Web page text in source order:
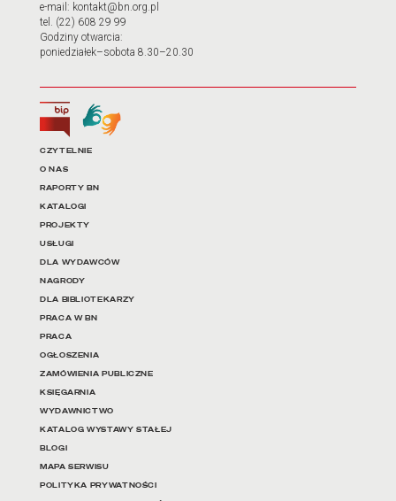
e-mail: kontakt@bn.org.pl
tel. (22) 608 29 99
Godziny otwarcia:
poniedziałek–sobota 8.30–20.30
Biuletyn Informacji Publicznej
Tłumacz języka migowego
Linki do najważniejszych
CZYTELNIE
O NAS
RAPORTY BN
KATALOGI
PROJEKTY
USŁUGI
DLA WYDAWCÓW
NAGRODY
DLA BIBLIOTEKARZY
PRACA W BN
PRACA
OGŁOSZENIA
ZAMÓWIENIA PUBLICZNE
KSIĘGARNIA
WYDAWNICTWO
KATALOG WYSTAWY STAŁEJ
BLOGI
MAPA SERWISU
POLITYKA PRYWATNOŚCI